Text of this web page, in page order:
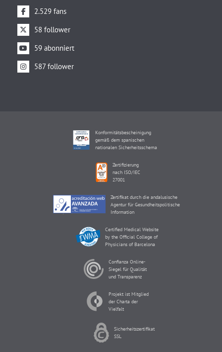
2.529 fans
58 follower
59 abonniert
587 follower
Konformitätsbescheinigung
gemäß dem spanischen
nationalen Sicherheitsschema
Zertifizierung
nach ISO/IEC
27001
Zertifikat durch die andalusische
Agentur für Gesundheitspolitische
Information
Certified Medical Website
by the Official College of
Physicians of Barcelona
Confianza Online-
Siegel für Qualität
und Transparenz
Projekt ist Mitglied
der Charta der
Vielfalt
Sicherheitszertifikat
SSL